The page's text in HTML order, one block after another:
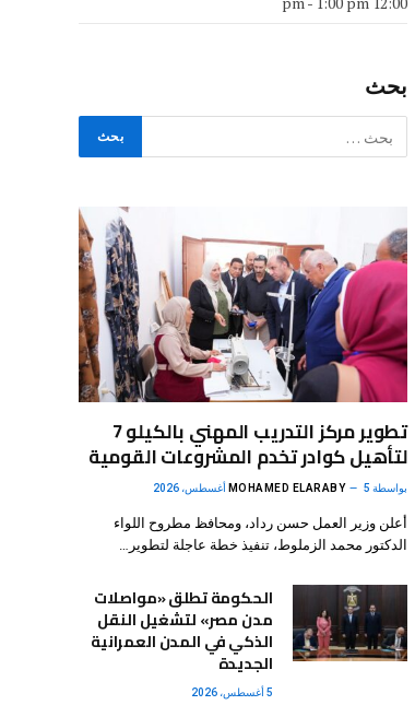
بحث
تطوير مركز التدريب المهني بالكيلو 7
لتأهيل كوادر تخدم المشروعات القومية
بواسطة MOHAMED ELARABY 5 أغسطس، 2026
أعلن وزير العمل حسن رداد، ومحافظ مطروح اللواء
الدكتور محمد الزملوط، تنفيذ خطة عاجلة لتطوير…
الحكومة تطلق «مواصلات
مدن مصر» لتشغيل النقل
الذكي في المدن العمرانية
الجديدة
5 أغسطس، 2026